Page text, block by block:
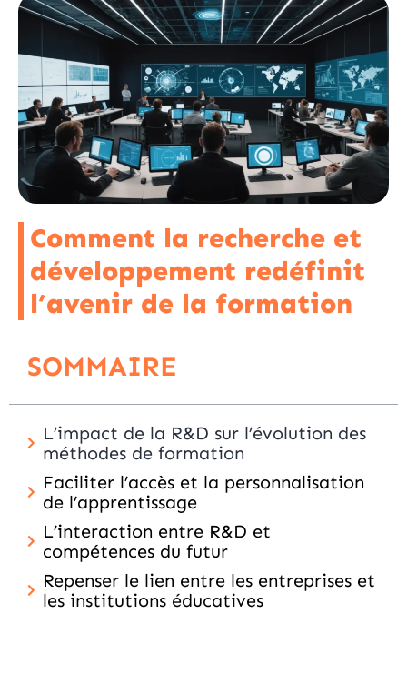
Comment la recherche et
développement redéfinit
l’avenir de la formation
SOMMAIRE
L’impact de la R&D sur l’évolution des
méthodes de formation
Faciliter l’accès et la personnalisation
de l’apprentissage
L’interaction entre R&D et
compétences du futur
Repenser le lien entre les entreprises et
les institutions éducatives